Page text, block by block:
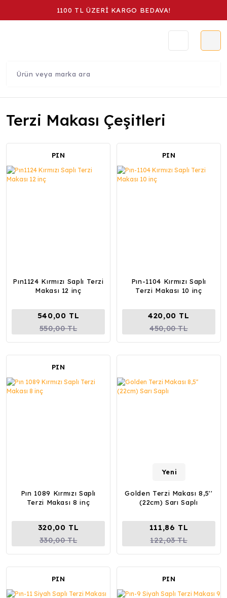
1100 TL ÜZERİ KARGO BEDAVA!
Terzi Makası Çeşitleri
PIN
Pın1124 Kırmızı Saplı Terzi
Makası 12 inç
540,00 TL
550,00 TL
PIN
Pın-1104 Kırmızı Saplı
Terzi Makası 10 inç
420,00 TL
450,00 TL
PIN
Pın 1089 Kırmızı Saplı
Terzi Makası 8 inç
320,00 TL
330,00 TL
Yeni
Golden Terzi Makası 8,5''
(22cm) Sarı Saplı
111,86 TL
122,03 TL
PIN PIN